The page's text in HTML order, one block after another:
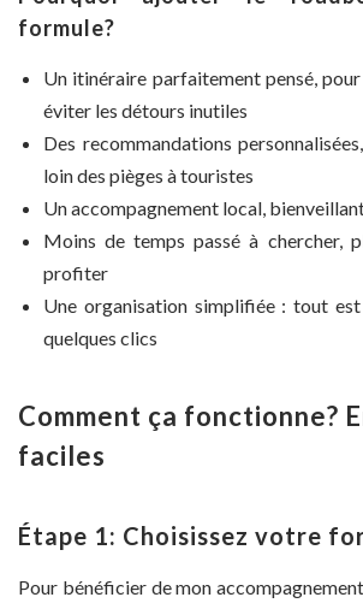
formule?
Un itinéraire parfaitement pensé,
éviter les détours inutiles
Des recommandations
loin des pièges à touristes
Un accompagnement local,
Moins de temps passé à chercher,
profiter
Une organisation simplifiée : tout
quelques clics
Comment ça fonctionne?
faciles
Étape 1: Choisissez votre
Pour bénéficier de mon